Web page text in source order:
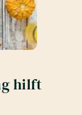
hilft